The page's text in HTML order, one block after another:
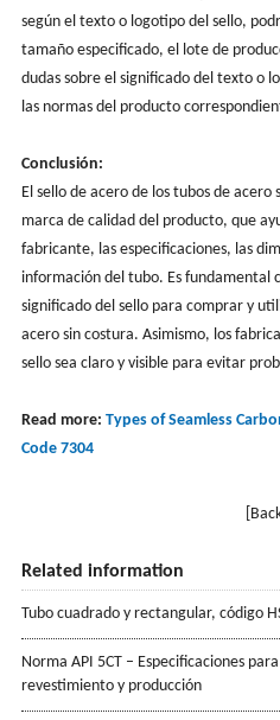
según el texto o logotipo del sello,
tamaño especificado, el lote de
dudas sobre el significado del texto o
las normas del producto
Conclusión:
El sello de acero de los tubos de
marca de calidad del producto, que
fabricante, las especificaciones, las
información del tubo. Es fundamental
significado del sello para comprar y
acero sin costura. Asimismo, los
sello sea claro y visible para evitar
Read more: Types of Seamless
Code 7304
Related information
Tubo cuadrado y rectangular, código
Norma API 5CT – Especificaciones
revestimiento y producción